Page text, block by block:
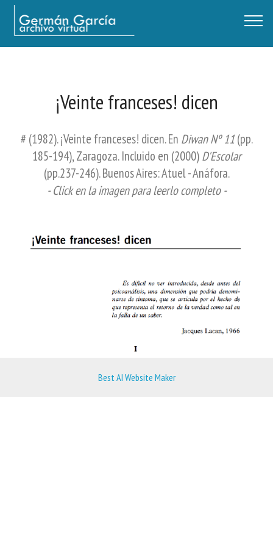
Germán García - Archivo Virtual / Centro Descartes, Buenos Aires
¡Veinte franceses! dicen
# (1982). ¡Veinte franceses! dicen. En Diwan Nº 11(pp.
185-194), Zaragoza. Incluido en (2000)D'Escolar
(pp.237-246). Buenos Aires: Atuel - Anáfora.
- Click en la imagen para leerlo completo -
Best AI Website Maker